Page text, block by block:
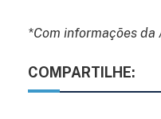
*Com informações da
COMPARTILHE: